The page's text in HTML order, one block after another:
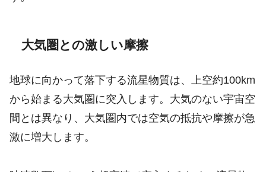
大気圏との激しい摩擦
地球に向かって落下する流星物質は、上空約100km
から始まる大気圏に突入します。大気のない宇宙空
間とは異なり、大気圏内では空気の抵抗や摩擦が急
激に増大します。